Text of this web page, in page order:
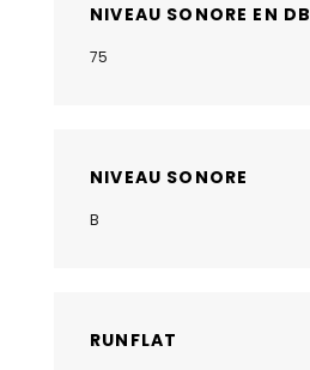
NIVEAU SONORE EN DB
75
NIVEAU SONORE
B
RUNFLAT